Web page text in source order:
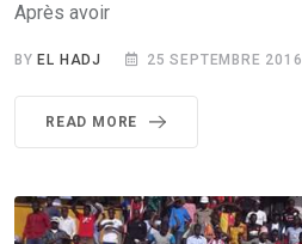
Après avoir
BY EL HADJ 25 SEPTEMBRE 2016
READ MORE